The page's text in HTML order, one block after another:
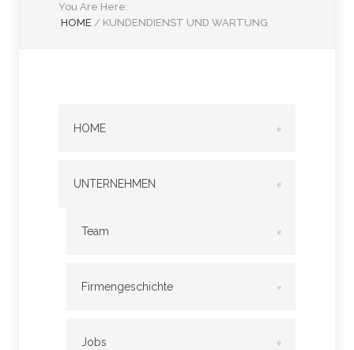
You Are Here:
HOME / KUNDENDIENST UND WARTUNG
HOME
UNTERNEHMEN
Team
Firmengeschichte
Jobs